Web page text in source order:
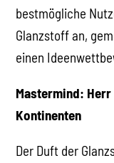
bestmögliche
Glanzstoff an,
einen
Mastermind:
Kontinenten
Der Duft der